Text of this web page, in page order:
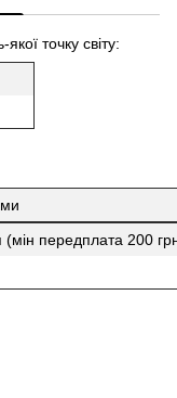
точку світу:
(мін передплата 200